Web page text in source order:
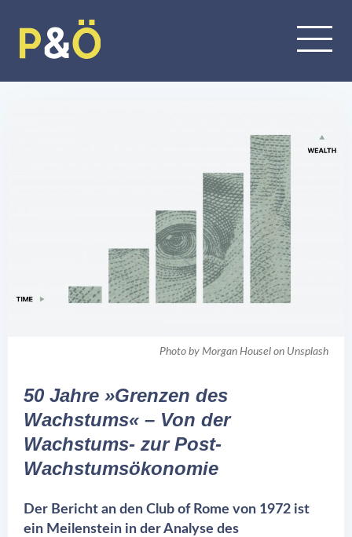
Photo by Morgan Housel on Unsplash
50 Jahre »Grenzen des
Wachstums« – Von der
Wachstums- zur Post-
Wachstumsökonomie
Der Bericht an den Club of Rome von 1972 ist
ein Meilenstein in der Analyse des